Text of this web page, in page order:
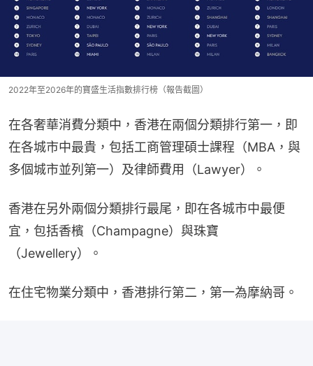
2022年至2026年的寶盛生活指數排行榜（報告截圖）
在各奢華消費分類中，香港在兩個分類排行第一，即
在各城市中最貴，包括工商管理碩士課程（MBA，與
多個城市並列第一）及律師費用（Lawyer）。
香港在另外兩個分類排行最尾，即在各城市中最便
宜，包括香檳（Champagne）與珠寶
（Jewellery）。
在住宅物業分類中，香港排行第二，第一為摩納哥。